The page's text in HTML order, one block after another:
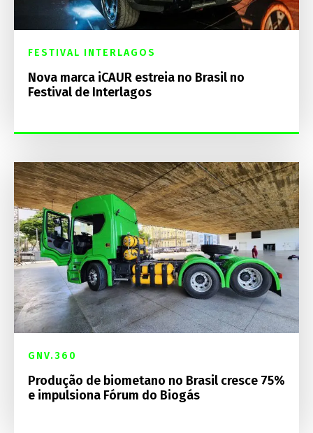
FESTIVAL INTERLAGOS
Nova marca iCAUR estreia no Brasil no
Festival de Interlagos
GNV.360
Produção de biometano no Brasil cresce 75%
e impulsiona Fórum do Biogás